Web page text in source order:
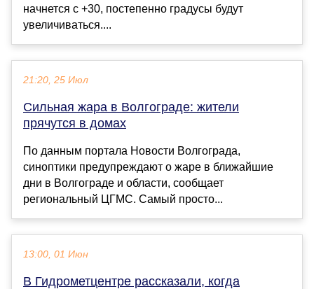
начнется с +30, постепенно градусы будут
увеличиваться....
21:20, 25 Июл
Сильная жара в Волгограде: жители
прячутся в домах
По данным портала Новости Волгограда,
синоптики предупреждают о жаре в ближайшие
дни в Волгограде и области, сообщает
региональный ЦГМС. Самый просто...
13:00, 01 Июн
В Гидрометцентре рассказали, когда